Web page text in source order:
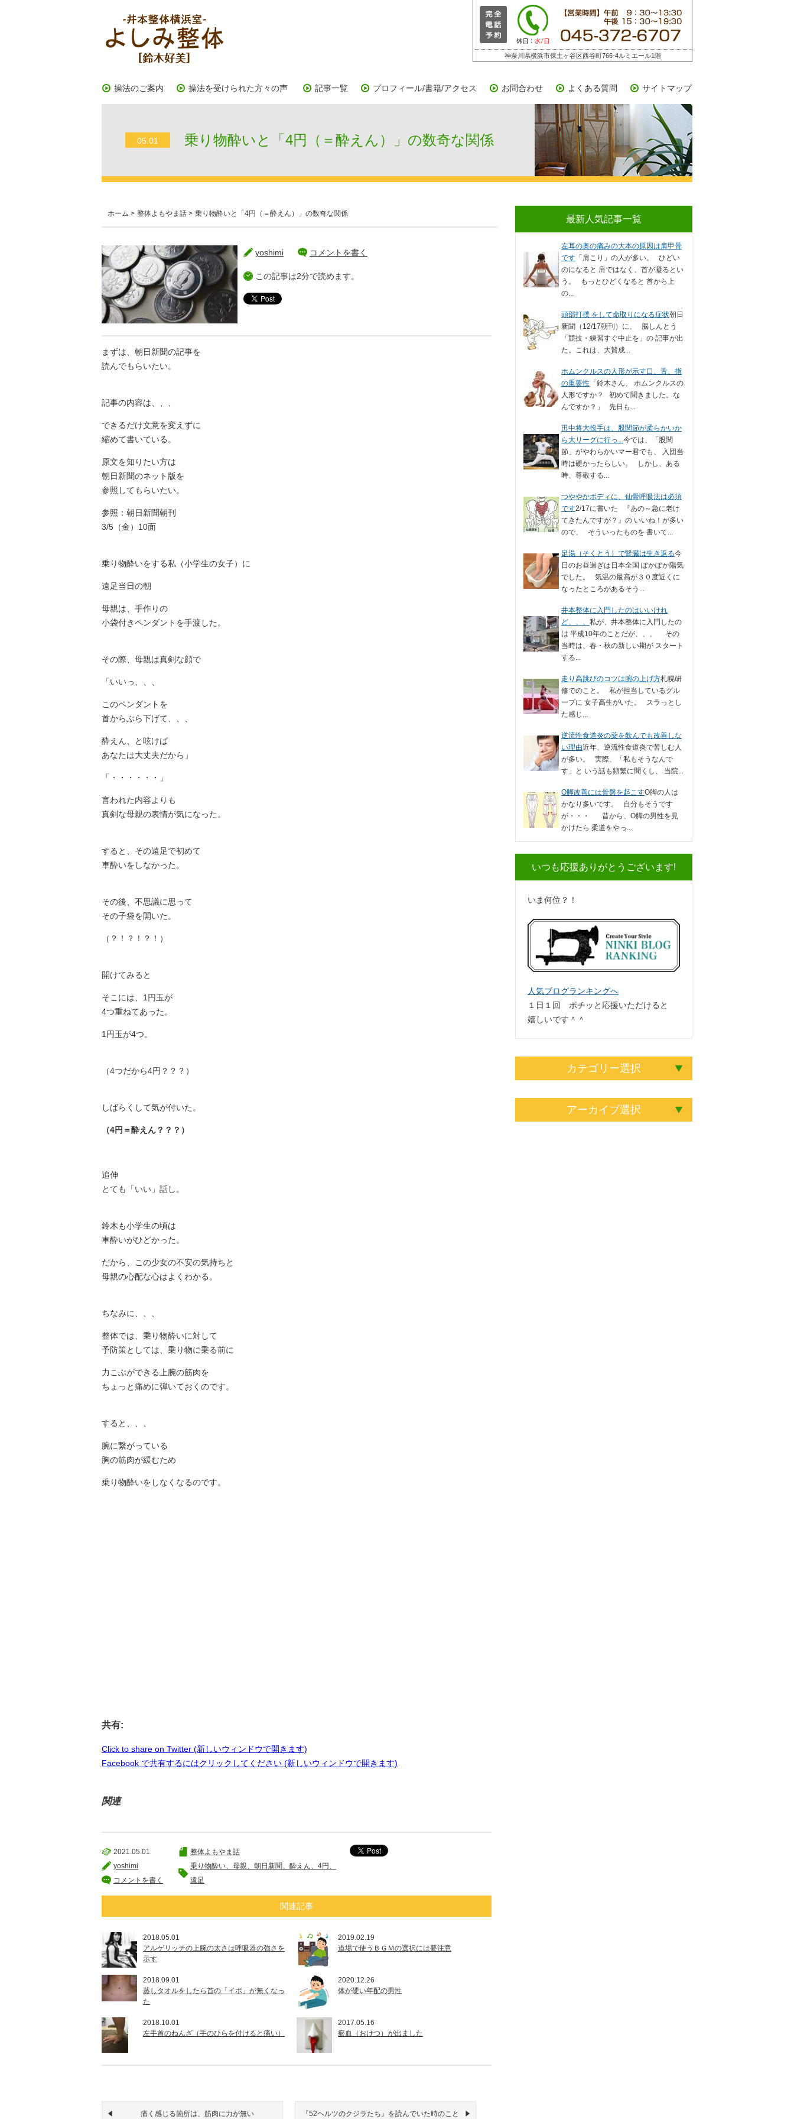
神奈川県横浜市保土ヶ谷区西谷町766-4ルミエール1階
操法のご案内 操法を受けられた方々の声 記事一覧 プロフィール/書籍/アクセス お問合わせ よくある質問 サイトマップ
05.01 乗り物酔いと「4円（＝酔えん）」の数奇な関係
ホーム > 整体よもやま話 > 乗り物酔いと「4円（＝酔えん）」の数奇な関係
yoshimi コメントを書く
この記事は2分で読めます。
まずは、朝日新聞の記事を
読んでもらいたい。
記事の内容は、、、
できるだけ文意を変えずに
縮めて書いている。
原文を知りたい方は
朝日新聞のネット版を
参照してもらいたい。
参照：朝日新聞朝刊
3/5（金）10面
乗り物酔いをする私（小学生の女子）に
遠足当日の朝
母親は、手作りの
小袋付きペンダントを手渡した。
その際、母親は真剣な顔で
「いいっ、、、
このペンダントを
首からぶら下げて、、、
酔えん、と呟けば
あなたは大丈夫だから」
「・・・・・・」
言われた内容よりも
真剣な母親の表情が気になった。
すると、その遠足で初めて
車酔いをしなかった。
その後、不思議に思って
その子袋を開いた。
（？！？！？！）
開けてみると
そこには、1円玉が
4つ重ねてあった。
1円玉が4つ。
（4つだから4円？？？）
しばらくして気が付いた。
（4円＝酔えん？？？）
追伸
とても「いい」話し。
鈴木も小学生の頃は
車酔いがひどかった。
だから、この少女の不安の気持ちと
母親の心配な心はよくわかる。
ちなみに、、、
整体では、乗り物酔いに対して
予防策としては、乗り物に乗る前に
力こぶができる上腕の筋肉を
ちょっと痛めに弾いておくのです。
すると、、、
腕に繋がっている
胸の筋肉が緩むため
乗り物酔いをしなくなるのです。
共有:
Click to share on Twitter (新しいウィンドウで開きます)
Facebook で共有するにはクリックしてください (新しいウィンドウで開きます)
関連
2021.05.01
yoshimi
コメントを書く
整体よもやま話
乗り物酔い、母親、朝日新聞、酔えん、4円、
遠足
関連記事
2018.05.01
アルゲリッチの上腕の太さは呼吸器の強さを
示す
2019.02.19
道場で使うＢＧＭの選択には要注意
2018.09.01
蒸しタオルをしたら首の「イボ」が無くなっ
た
2020.12.26
体が硬い年配の男性
2018.10.01
左手首のねんざ（手のひらを付けると痛い）
2017.05.16
瘀血（おけつ）が出ました
痛く感じる箇所は、筋肉に力が無い 『52ヘルツのクジラたち』を読んでいた時のこと
最新人気記事一覧
左耳の奥の痛みの大本の原因は肩甲骨
です 「肩こり」の人が多い。 ひどい
のになると 肩ではなく、首が凝るとい
う。 もっとひどくなると 首から上
の...
頭部打撲 をして命取りになる症状朝日
新聞（12/17朝刊）に、 脳しんとう
「競技・練習すぐ中止を」の 記事が出
た。これは、大賛成...
ホムンクルスの人形が示す口、舌、指
の重要性 「鈴木さん、 ホムンクルスの
人形ですか？ 初めて聞きました。な
んですか？」 先日も...
田中将大投手は、股関節が柔らかいか
ら大リーグに行っ...今では、「股関
節」がやわらかいマー君でも、 入団当
時は硬かったらしい。 しかし、ある
時、尊敬する...
つややかボディに、仙骨呼吸法は必須
です2/17に書いた 『あの～急に老け
てきたんですが？』の いいね！が多い
ので、 そういったものを 書いて...
足湯（そくとう）で腎臓は生き返る今
日のお昼過ぎは日本全国 ぽかぽか陽気
でした。 気温の最高が３０度近くに
なったところがあるそう...
井本整体に入門したのはいいけれ
ど、、、 私が、井本整体に入門したの
は 平成10年のことだが、、、 その
当時は、春・秋の新しい期が スタート
する...
走り高跳びのコツは腕の上げ方札幌研
修でのこと。 私が担当しているグル
ープに 女子高生がいた。 スラっとし
た感じ...
逆流性食道炎の薬を飲んでも改善しな
い理由近年、逆流性食道炎で苦しむ人
が多い。 実際、「私もそうなんで
す」と いう話も頻繁に聞くし、 当院...
O脚改善には骨盤を起こすO脚の人は
かなり多いです。 自分もそうです
が・・・ 昔から、O脚の男性を見
かけたら 柔道をやっ...
いつも応援ありがとうございます!
いま何位？！
人気ブログランキングへ
１日１回 ポチッと応援いただけると
嬉しいです＾＾
カテゴリー選択
アーカイブ選択